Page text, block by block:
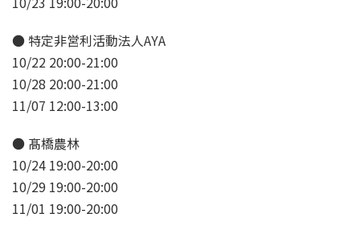
● 特定非営利活動法人AYA
10/22 20:00-21:00
10/28 20:00-21:00
11/07 12:00-13:00
● 髙橋農林
10/24 19:00-20:00
10/29 19:00-20:00
11/01 19:00-20:00